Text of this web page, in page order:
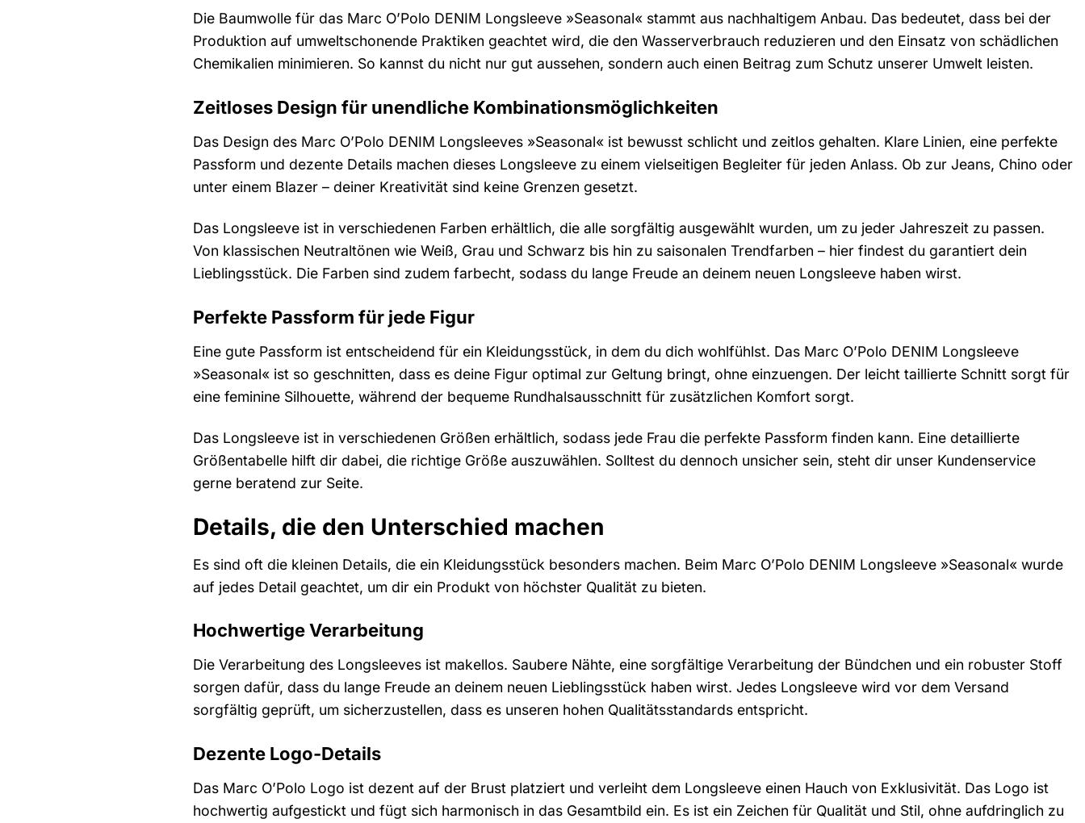
Die Baumwolle für das Marc O’Polo DENIM Longsleeve »Seasonal« stammt aus nachhaltigem Anbau. Das bedeutet, dass bei der
Produktion auf umweltschonende Praktiken geachtet wird, die den Wasserverbrauch reduzieren und den Einsatz von schädlichen
Chemikalien minimieren. So kannst du nicht nur gut aussehen, sondern auch einen Beitrag zum Schutz unserer Umwelt leisten.
Zeitloses Design für unendliche Kombinationsmöglichkeiten
Das Design des Marc O’Polo DENIM Longsleeves »Seasonal« ist bewusst schlicht und zeitlos gehalten. Klare Linien, eine perfekte
Passform und dezente Details machen dieses Longsleeve zu einem vielseitigen Begleiter für jeden Anlass. Ob zur Jeans, Chino oder
unter einem Blazer – deiner Kreativität sind keine Grenzen gesetzt.
Das Longsleeve ist in verschiedenen Farben erhältlich, die alle sorgfältig ausgewählt wurden, um zu jeder Jahreszeit zu passen.
Von klassischen Neutraltönen wie Weiß, Grau und Schwarz bis hin zu saisonalen Trendfarben – hier findest du garantiert dein
Lieblingsstück. Die Farben sind zudem farbecht, sodass du lange Freude an deinem neuen Longsleeve haben wirst.
Perfekte Passform für jede Figur
Eine gute Passform ist entscheidend für ein Kleidungsstück, in dem du dich wohlfühlst. Das Marc O’Polo DENIM Longsleeve
»Seasonal« ist so geschnitten, dass es deine Figur optimal zur Geltung bringt, ohne einzuengen. Der leicht taillierte Schnitt sorgt für
eine feminine Silhouette, während der bequeme Rundhalsausschnitt für zusätzlichen Komfort sorgt.
Das Longsleeve ist in verschiedenen Größen erhältlich, sodass jede Frau die perfekte Passform finden kann. Eine detaillierte
Größentabelle hilft dir dabei, die richtige Größe auszuwählen. Solltest du dennoch unsicher sein, steht dir unser Kundenservice
gerne beratend zur Seite.
Details, die den Unterschied machen
Es sind oft die kleinen Details, die ein Kleidungsstück besonders machen. Beim Marc O’Polo DENIM Longsleeve »Seasonal« wurde
auf jedes Detail geachtet, um dir ein Produkt von höchster Qualität zu bieten.
Hochwertige Verarbeitung
Die Verarbeitung des Longsleeves ist makellos. Saubere Nähte, eine sorgfältige Verarbeitung der Bündchen und ein robuster Stoff
sorgen dafür, dass du lange Freude an deinem neuen Lieblingsstück haben wirst. Jedes Longsleeve wird vor dem Versand
sorgfältig geprüft, um sicherzustellen, dass es unseren hohen Qualitätsstandards entspricht.
Dezente Logo-Details
Das Marc O’Polo Logo ist dezent auf der Brust platziert und verleiht dem Longsleeve einen Hauch von Exklusivität. Das Logo ist
hochwertig aufgestickt und fügt sich harmonisch in das Gesamtbild ein. Es ist ein Zeichen für Qualität und Stil, ohne aufdringlich zu